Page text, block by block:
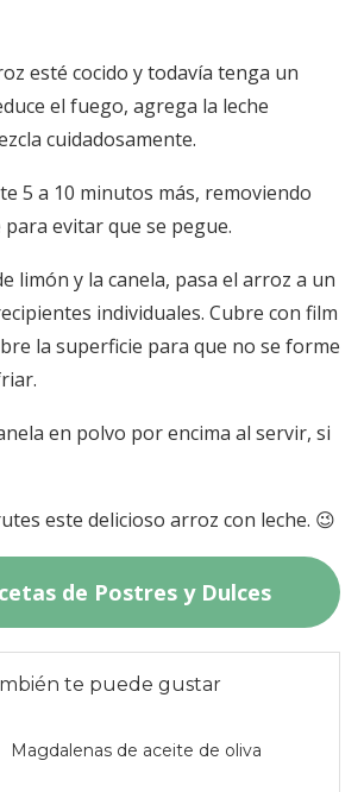
esté cocido y todavía tenga un
el fuego, agrega la leche
cuidadosamente.
5 a 10 minutos más, removiendo
evitar que se pegue.
limón y la canela, pasa el arroz a un
individuales. Cubre con film
la superficie para que no se forme
en polvo por encima al servir, si
este delicioso arroz con leche. 😉
de Postres y Dulces
te puede gustar
Magdalenas de aceite de oliva